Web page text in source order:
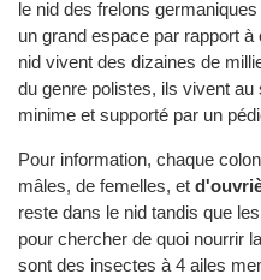
le nid des frelons
un grand espace par rapport
nid vivent des dizaines de
du genre polistes, ils vivent au
minime et supporté par un
Pour information, chaque
mâles, de femelles, et
reste dans le nid tandis que
pour chercher de quoi nourrir
sont des insectes à 4 ailes